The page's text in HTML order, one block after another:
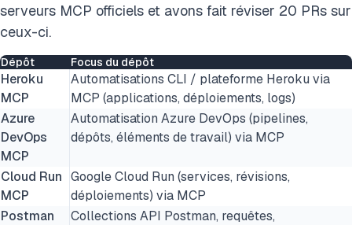
serveurs MCP officiels et avons fait réviser 20 PRs sur
ceux-ci.
Dépôt Focus du dépôt
Heroku
MCP
Automatisations CLI / plateforme Heroku via
MCP (applications, déploiements, logs)
Azure
DevOps
MCP
Automatisation Azure DevOps (pipelines,
dépôts, éléments de travail) via MCP
Cloud Run
MCP
Google Cloud Run (services, révisions,
déploiements) via MCP
Postman
Collections API Postman, requêtes,